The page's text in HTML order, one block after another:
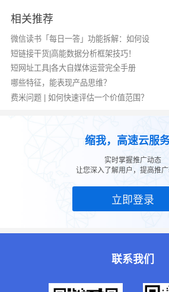
相关推荐
微信读书「每日一答」功能拆解：如何设
短链接干货|高能数据分析框架技巧！
短网址工具|各大自媒体运营完全手册
哪些特征，能表现产品思维？
费米问题 | 如何快速评估一个价值范围？
缩我，高速云服
实时掌握推广动态
让您深入了解用户，提高推
立即登录
联系我们